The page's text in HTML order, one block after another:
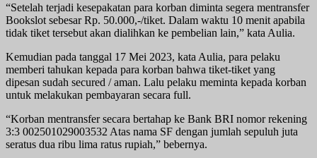
“Setelah terjadi kesepakatan para korban diminta segera mentransfer
Bookslot sebesar Rp. 50.000,-/tiket. Dalam waktu 10 menit apabila
tidak tiket tersebut akan dialihkan ke pembelian lain,” kata Aulia.
Kemudian pada tanggal 17 Mei 2023, kata Aulia, para pelaku
memberi tahukan kepada para korban bahwa tiket-tiket yang
dipesan sudah secured / aman. Lalu pelaku meminta kepada korban
untuk melakukan pembayaran secara full.
“Korban mentransfer secara bertahap ke Bank BRI nomor rekening
3:3 002501029003532 Atas nama SF dengan jumlah sepuluh juta
seratus dua ribu lima ratus rupiah,” bebernya.